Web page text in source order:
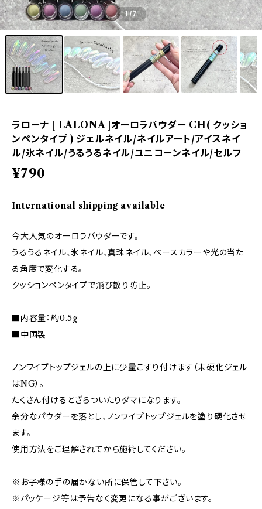
1/7
ラローナ [ LALONA ]オーロラパウダー CH( クッショ
ンペンタイプ ) ジェルネイル/ネイルアート/アイスネイ
ル/氷ネイル/うるうるネイル/ユニコーンネイル/セルフ
¥790
International shipping available
今大人気のオーロラパウダーです。
うるうるネイル、氷ネイル、真珠ネイル、ベースカラーや光の当た
る角度で変化する。
クッションペンタイプで飛び散り防止。
■内容量：約0.5g
■中国製
ノンワイプトップジェルの上に少量こすり付けます（未硬化ジェル
はNG）。
たくさん付けるとざらついたりダマになります。
余分なパウダーを落とし、ノンワイプトップジェルを塗り硬化させ
ます。
使用方法をご理解されてから施術してください。
※お子様の手の届かない所に保管して下さい。
※パッケージ等は予告なく変更になる事がございます。